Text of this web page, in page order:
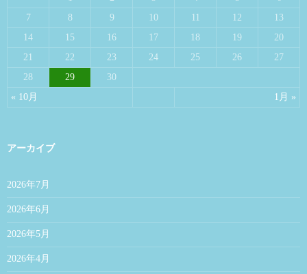
« 10月 1月 »
7
8 9 10 11 12
13
14
15 16 17 18 19
20
21
22 23 24 25 26
27
28
29 30
アーカイブ
2026年7月
2026年6月
2026年5月
2026年4月